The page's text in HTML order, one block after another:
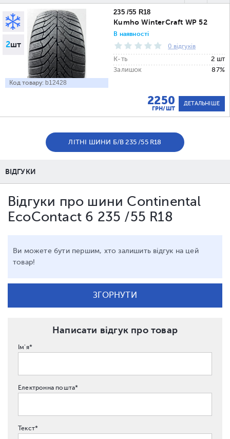
2шт
Код товару: b12428
235 /55 R18
Kumho WinterCraft WP 52
В наявності
0 відгуків
К-ть
2 шт
Залишок
87%
2250
ГРН/ШТ
ДЕТАЛЬНІШЕ
ЛІТНІ ШИНИ Б/В 235 /55 R18
ВІДГУКИ
Відгуки про шини Continental
EcoContact 6 235 /55 R18
Ви можете бути першим, хто залишить відгук на цей
товар!
ЗГОРНУТИ
Написати відгук про товар
Ім'я*
Електронна пошта*
Текст*